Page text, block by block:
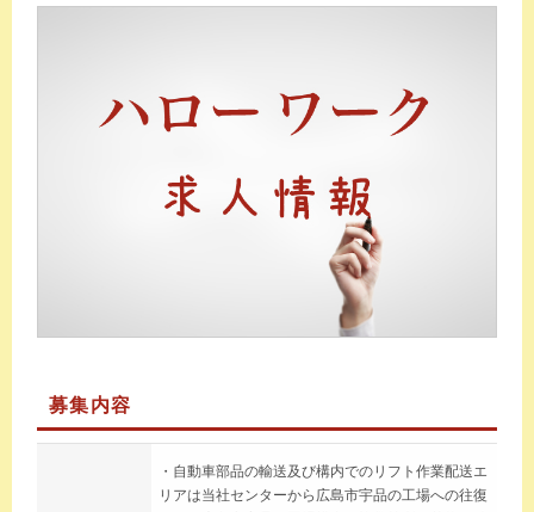
募集内容
・自動車部品の輸送及び構内でのリフト作業配送エ
リアは当社センターから広島市宇品の工場への往復